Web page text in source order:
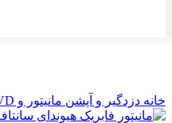
خانه دزدگیر و آپشن مانیتور و DVD خودرو